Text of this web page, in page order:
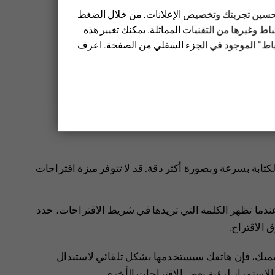
الذي تريده.
بسرعة وبصورة أكثر دقة. قد لا تتوفر ميزة اقتراحات
تظهر الكلمة التي تريدها في شريط الاقتراحات، حدد
الاقتراح.
فإن هاتفك سيستخدمها بشكل تلقائي لاستبدال
تحسين تجربتك وتخصيص الإعلانات. من خلال الضغط
وغيرها من التقنيات المماثلة. يمكنك تغيير هذه
الموجود في الجزء السفلي من الصفحة. اعرف